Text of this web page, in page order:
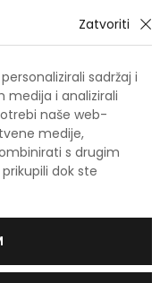
Liquidum,
Microcristallina,
Oil, Tocopheryl
Carbomer,
Benzyl Salicylate,
promijeniti.
proizvodu.
i regeneracija, Dehidrirana
Zatvoriti
sadržaj i
medija i analizirali
naše web-
medije,
s drugim
dok ste